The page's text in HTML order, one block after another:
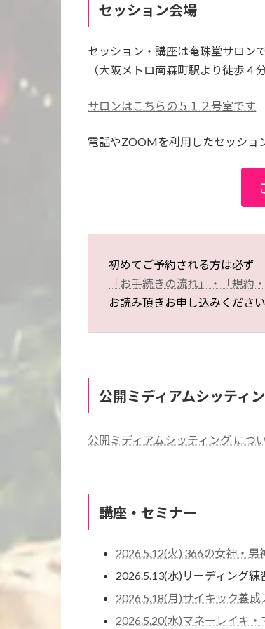
セッション会場
セッション・講座は奄珠堂サロンで
（大阪メトロ南森町駅より徒歩４分
サロンはこちらの５１２号室です
電話やZOOMを利用したセッショ
初めてご予約される方は必ず
「お手続きの流れ」・「規約
お読み頂きお申し込みください
公開ミディアムシッティ
公開ミディアムシッティング につ
講座・セミナー
2026.5.12(火) 366の女神・
2026.5.13(水)リーディング練
2026.5.18(月)サイキック養
2026.5.20(水)マネーレイキ